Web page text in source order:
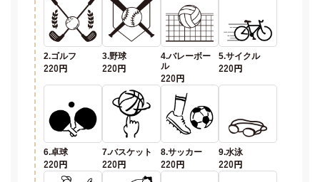
2.ゴルフ
220円
3.野球
220円
4.バレーボー
ル
220円
5.サイクル
220円
6.卓球
220円
7.バスケット
220円
8.サッカー
220円
9.水泳
220円